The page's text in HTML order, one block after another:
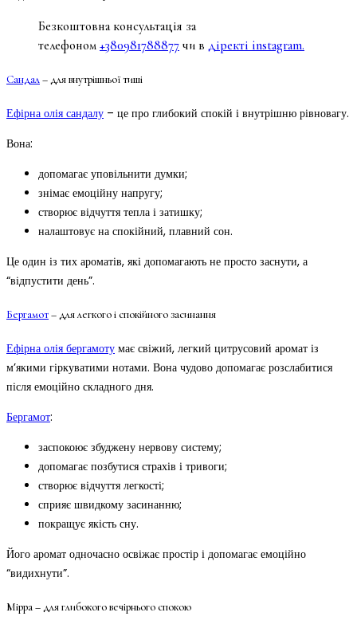
Безкоштовна консультація за
телефоном +380981788877 чи в діректі instagram.
Сандал– для внутрішньої тиші
Ефірна олія сандалу – це про глибокий спокій і внутрішню рівновагу.
Вона:
допомагає уповільнити думки;
знімає емоційну напругу;
створює відчуття тепла і затишку;
налаштовує на спокійний, плавний сон.
Це один із тих ароматів, які допомагають не просто заснути, а
“відпустити день”.
Бергамот– для легкого і спокійного засинання
Ефірна олія бергамоту має свіжий, легкий цитрусовий аромат із
м’якими гіркуватими нотами. Вона чудово допомагає розслабитися
після емоційно складного дня.
Бергамот:
заспокоює збуджену нервову систему;
допомагає позбутися страхів і тривоги;
створює відчуття легкості;
сприяє швидкому засинанню;
покращує якість сну.
Його аромат одночасно освіжає простір і допомагає емоційно
“видихнути”.
Мірра – для глибокого вечірнього спокою